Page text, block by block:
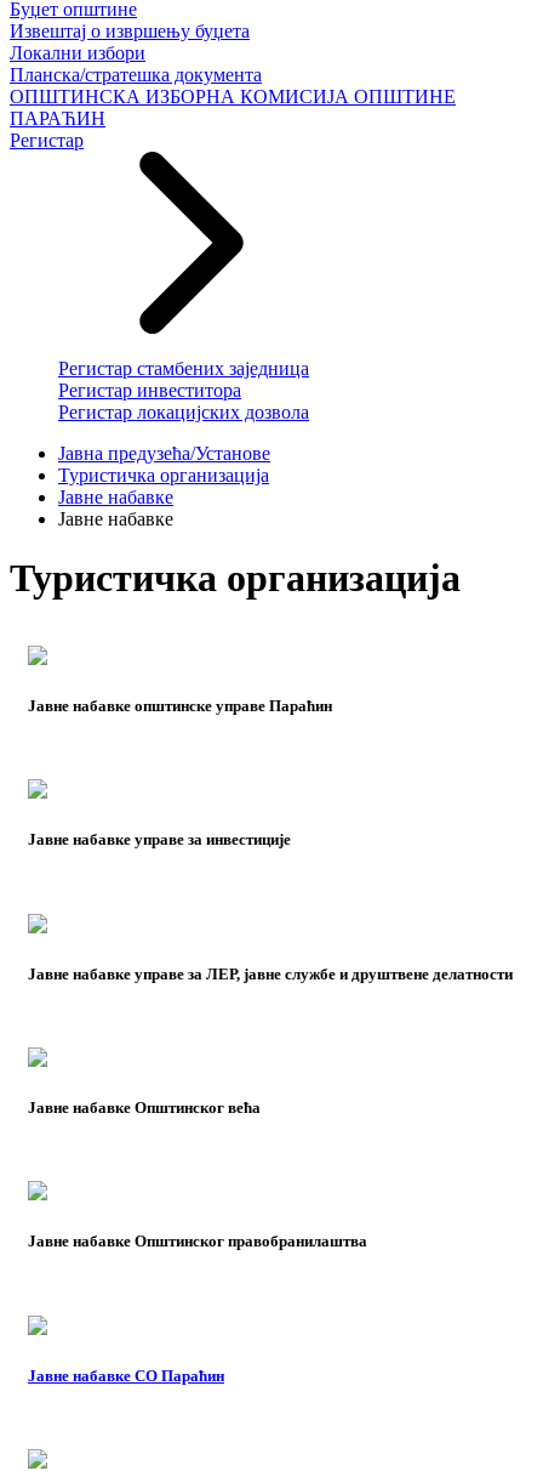
Буџет општине
Извештај о извршењу буџета
Локални избори
Планска/стратешка документа
ОПШТИНСКА ИЗБОРНА КОМИСИЈА ОПШТИНЕ
ПАРАЋИН
Регистар
Регистар стамбених заједница
Регистар инвеститора
Регистар локацијских дозвола
Јавна предузећа/Установе
Туристичка организација
Јавне набавке
Јавне набавке
Туристичка организација
Јавне набавке општинске управе Параћин
Јавне набавке управе за инвестиције
Јавне набавке управе за ЛЕР, јавне службе и друштвене делатности
Јавне набавке Општинског већа
Јавне набавке Општинског правобранилаштва
Јавне набавке СО Параћин